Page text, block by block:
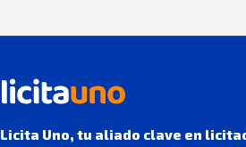
Licita Uno, tu aliado clave en